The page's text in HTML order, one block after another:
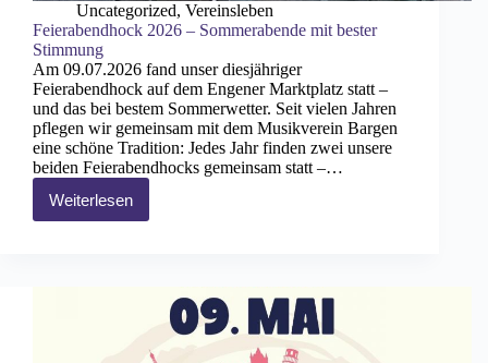
Uncategorized, Vereinsleben
Feierabendhock 2026 – Sommerabende mit bester
Stimmung
Am 09.07.2026 fand unser diesjähriger
Feierabendhock auf dem Engener Marktplatz statt –
und das bei bestem Sommerwetter. Seit vielen Jahren
pflegen wir gemeinsam mit dem Musikverein Bargen
eine schöne Tradition: Jedes Jahr finden zwei unsere
beiden Feierabendhocks gemeinsam statt –…
WeiterlesenFeierabendhock
2026